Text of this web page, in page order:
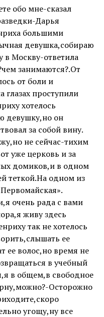
обо мне-сказал
Дарья
большими
девушка,собираю
в Москву-ответила
занимаются?.От
от боли и
глазах проступили
хотелось
девушку,но он
за собой вину.
не сейчас-тихим
уже церковь и за
домиков,и в одном
теткой.На одном из
очень рада с вами
живу здесь
так не хотелось
ее
ее волос,но время не
в учебный
в общем,в свободное
Осторожно
угощу,ну все